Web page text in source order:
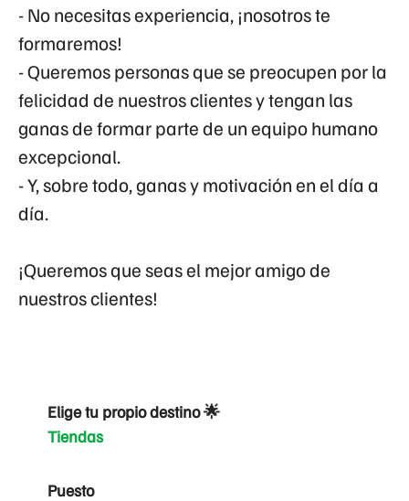
- No necesitas experiencia, ¡nosotros te
formaremos!
- Queremos personas que se preocupen por la
felicidad de nuestros clientes y tengan las
ganas de formar parte de un equipo humano
excepcional.
- Y, sobre todo, ganas y motivación en el día a
día.
¡Queremos que seas el mejor amigo de
nuestros clientes!
Elige tu propio destino 🌟
Tiendas
Puesto